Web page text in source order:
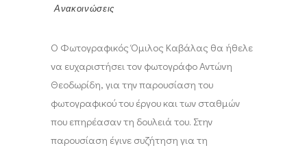
Ανακοινώσεις
Ο Φωτογραφικός Όμιλος Καβάλας θα ήθελε
να ευχαριστήσει τον φωτογράφο Αντώνη
Θεοδωρίδη, για την παρουσίαση του
φωτογραφικού του έργου και των σταθμών
που επηρέασαν τη δουλειά του. Στην
παρουσίαση έγινε συζήτηση για τη